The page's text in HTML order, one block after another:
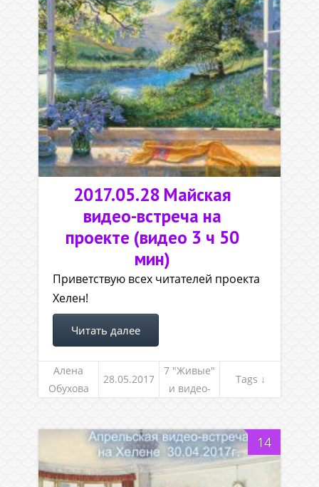
2017.05.28 Майская
видео-встреча на
проекте (видео 3 ч 50
мин)
Приветствую всех читателей проекта
Хелен!
Читать далее
Алена
Обухова
28.05.2017
7 "Живые"
и видео-
Tags ↓
14